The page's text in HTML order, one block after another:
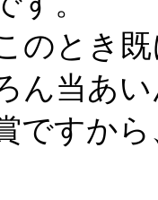
のとき
ん当あ
ですか